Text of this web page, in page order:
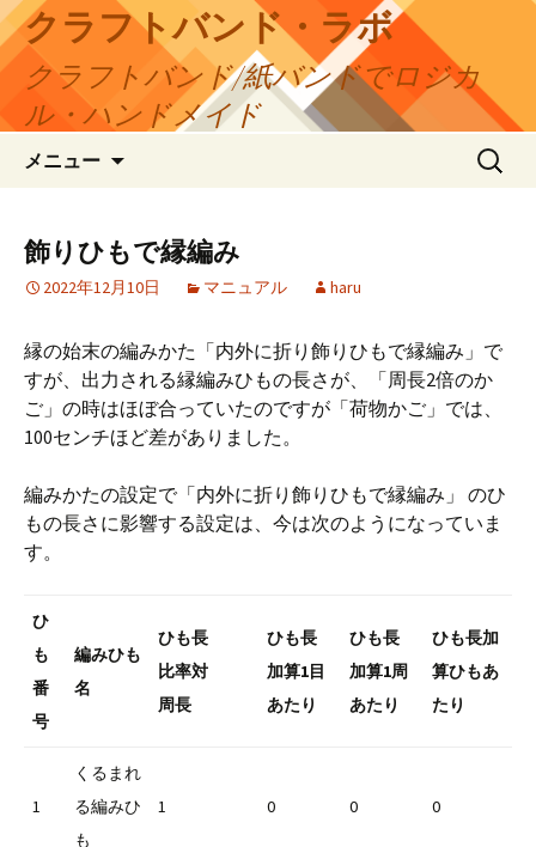
コ
ン
テ
ツ
ス
クラフトバンド・ラボ
クラフトバンド/紙バンドでロジカ
ル・ハンドメイド
メニュー
検
索:
飾りひもで縁編み
2022年12月10日 マニュアル haru
縁の始末の編みかた「内外に折り飾りひもで縁編み」で
すが、出力される縁編みひもの長さが、「周長2倍のか
ご」の時はほぼ合っていたのですが「荷物かご」では、
100センチほど差がありました。
編みかたの設定で「内外に折り飾りひもで縁編み」 のひ
もの長さに影響する設定は、今は次のようになっていま
す。
ひ
も
番
号
編みひも
名
ひも長
比率対
周長
ひも長
加算1目
あたり
ひも長
加算1周
あたり
ひも長加
算ひもあ
たり
1
くるまれ
る編みひ
も
1 0 0 0